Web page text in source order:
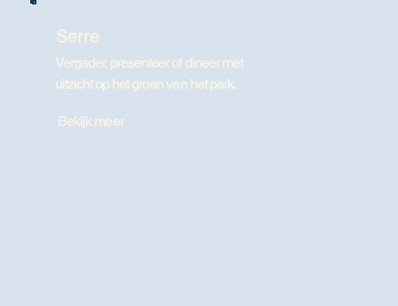
Serre
Vergader, presenteer of dineer met
uitzicht op het groen van het park.
Bekijk meer